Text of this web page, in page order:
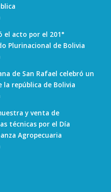
el acto por el 201°
Plurinacional de Bolivia
de San Rafael celebró un
la república de Bolivia
y venta de
técnicas por el Día
Agropecuaria